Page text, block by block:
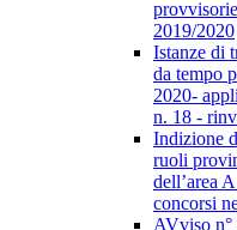
2019/2020
Istanze di
da tempo
2020-
n. 18 -
Indizione
ruoli
dell’area
concorsi
AVviso n°